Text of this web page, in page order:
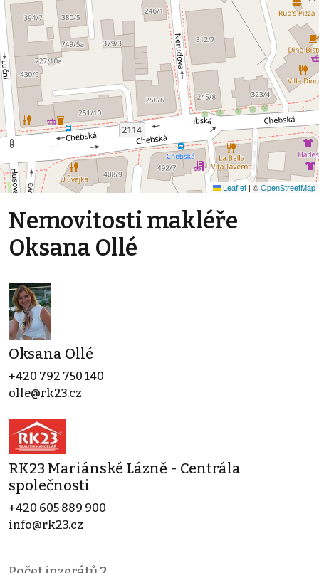
Leaflet | ©OpenStreetMap
Nemovitosti makléře
Oksana Ollé
Oksana Ollé
+420 792 750 140
olle@rk23.cz
RK23 Mariánské Lázně - Centrála
společnosti
+420 605 889 900
info@rk23.cz